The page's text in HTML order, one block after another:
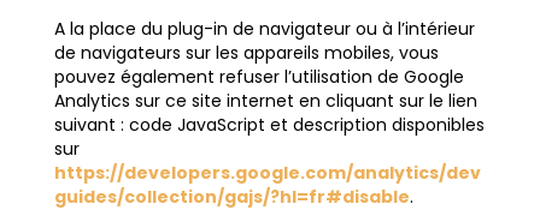
A la place du plug-in de navigateur ou à l’intérieur
de navigateurs sur les appareils mobiles, vous
pouvez également refuser l’utilisation de Google
Analytics sur ce site internet en cliquant sur le lien
suivant : code JavaScript et description disponibles
sur
https://developers.google.com/analytics/dev
guides/collection/gajs/?hl=fr#disable.